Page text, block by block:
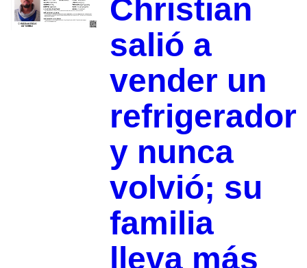
Christian
salió a
vender un
refrigerador
y nunca
volvió; su
familia
lleva más